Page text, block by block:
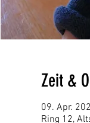
Zeit &
09. Apr.
Ring 12,